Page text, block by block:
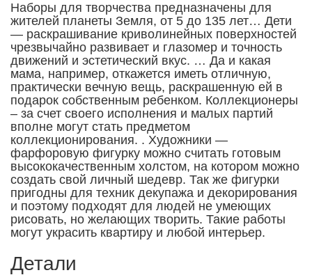
Наборы для творчества предназначены для
жителей планеты Земля, от 5 до 135 лет… Дети
— раскрашивание криволинейных поверхностей
чрезвычайно развивает и глазомер и точность
движений и эстетический вкус. … Да и какая
мама, например, откажется иметь отличную,
практически вечную вещь, раскрашенную ей в
подарок собственным ребенком. Коллекционеры
– за счет своего исполнения и малых партий
вполне могут стать предметом
коллекционирования. . Художники —
фарфоровую фигурку можно считать готовым
высококачественным холстом, на котором можно
создать свой личный шедевр. Так же фигурки
пригодны для техник декупажа и декорирования
и поэтому подходят для людей не умеющих
рисовать, но желающих творить. Такие работы
могут украсить квартиру и любой интерьер.
Детали